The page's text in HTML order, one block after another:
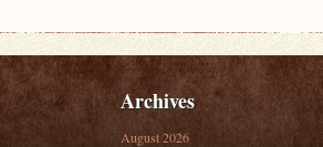
Archives
August 2026